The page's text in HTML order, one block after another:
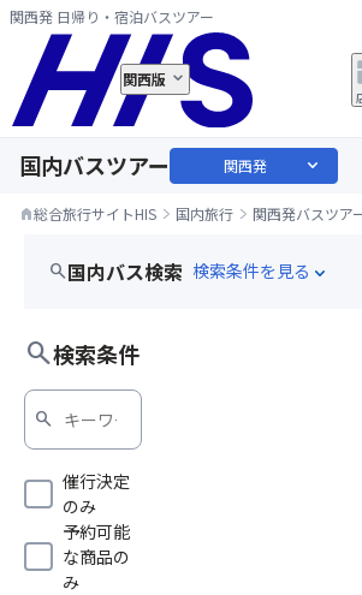
関西発 日帰り・宿泊バスツアー
関西版
国内バスツアー 関西発 expand_more
home総合旅行サイトHIS 国内旅行 関西発バスツア
search国内バス検索 expand_more
search検索条件
search
催行決定
のみ
予約可能
な商品の
み